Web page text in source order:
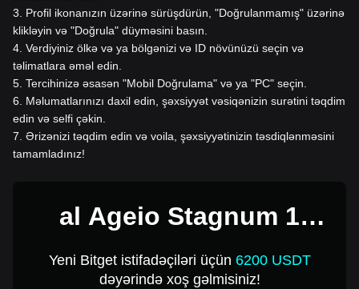
3
Profil ikonanızın üzərinə sürüşdürün, "Doğrulanmamış" üzərinə
klikləyin və "Doğrula" düyməsini basın.
4 Verdiyiniz ölkə və ya bölgənizi və ID növünüzü seçin və
təlimatlara əməl edin.
5 Tercihinizə əsasən "Mobil Doğrulama" və ya "PC" seçin.
6
Məlumatlarınızı daxil edin, şəxsiyyət vəsiqənizin surətini təqdim
edin və selfi çəkin.
7 Ərizənizi təqdim edin və voila, şəxsiyyətinizin təsdiqlənməsini
tamamladınız!
al Ageio Stagnum 1
Yeni Bitget istifadəçiləri üçün 6200 USDT
dəyərində xoş gəlmisiniz!